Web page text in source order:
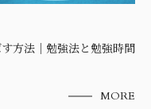
方法｜勉強法と勉強時間
MORE